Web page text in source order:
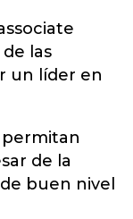
las
un líder en
permitan
de la
buen nivel